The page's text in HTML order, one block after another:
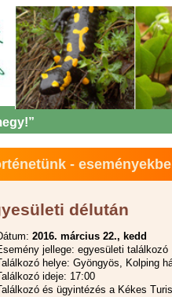
-
délután
2016. március 22., kedd
jellege: egyesületi találkozó
helye: Gyöngyös, Kolping
ideje: 17:00
és ügyintézés a Kékes